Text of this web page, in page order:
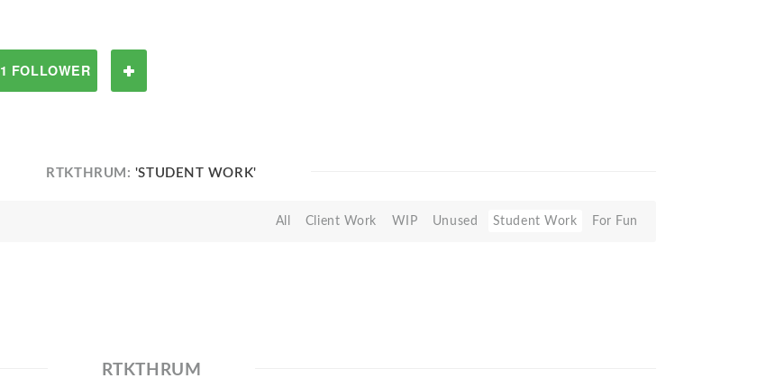
1 FOLLOWER
RTKTHRUM: 'STUDENT WORK'
All Client Work WIP Unused Student Work For Fun
RTKTHRUM